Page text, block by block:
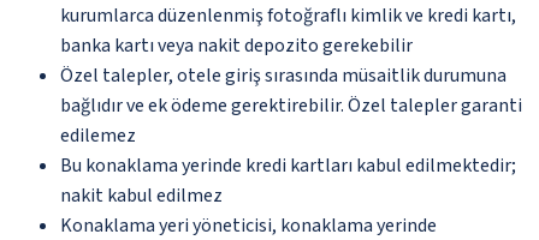
kurumlarca düzenlenmiş fotoğraflı kimlik ve kredi kartı,
banka kartı veya nakit depozito gerekebilir
Özel talepler, otele giriş sırasında müsaitlik durumuna
bağlıdır ve ek ödeme gerektirebilir. Özel talepler garanti
edilemez
Bu konaklama yerinde kredi kartları kabul edilmektedir;
nakit kabul edilmez
Konaklama yeri yöneticisi, konaklama yerinde